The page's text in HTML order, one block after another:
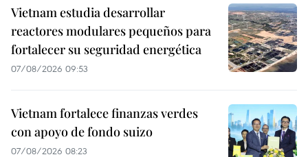
Vietnam estudia desarrollar
reactores modulares pequeños para
fortalecer su seguridad energética
07/08/2026 09:53
Vietnam fortalece finanzas verdes
con apoyo de fondo suizo
07/08/2026 08:23